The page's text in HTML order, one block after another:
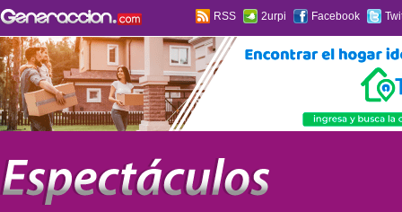
RSS 2urpi Facebook